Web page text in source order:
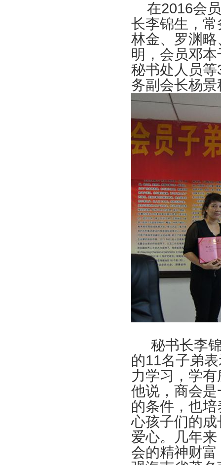
在2016会员
长李锦生，
林金、罗渊
明，会员邓
秘书处人员
务副会长杨
秘书长李
的11名子弟
力学习，学
他说，商会
的条件，也
心孩子们的
爱心。几年
会的精神财